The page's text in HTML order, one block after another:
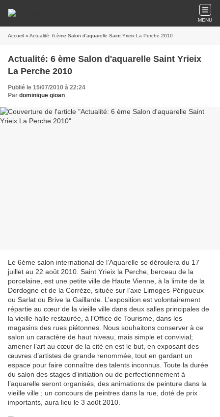
MENU
Accueil » Actualité: 6 ème Salon d'aquarelle Saint Yrieix La Perche 2010
Actualité: 6 ème Salon d'aquarelle Saint Yrieix
La Perche 2010
Publié le 15/07/2010 à 22:24
Par dominique gioan
Le 6ème salon international de l’Aquarelle se déroulera du 17
juillet au 22 août 2010. Saint Yrieix la Perche, berceau de la
porcelaine, est une petite ville de Haute Vienne, à la limite de la
Dordogne et de la Corrèze, située sur l’axe Limoges-Périgueux
ou Sarlat ou Brive la Gaillarde. L’exposition est volontairement
répartie au cœur de la vieille ville dans deux salles principales de
la vieille halle restaurée, à l'Office de Tourisme, dans les
magasins des rues piétonnes. Nous souhaitons conserver à ce
salon un caractère de haut niveau, mais simple et convivial;
amener l’art au cœur de la cité en est le but, en exposant des
œuvres d’artistes de grande renommée, tout en gardant un
espace pour faire connaître des talents inconnus. Toute la durée
du salon des stages d’initiation ou de perfectionnement à
l’aquarelle seront organisés, des animations de peinture dans la
vieille ville ; un concours de peintres dans la rue, doté de prix
importants, aura lieu le 3 août 2010.